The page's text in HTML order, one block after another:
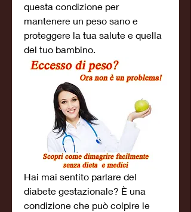
questa condizione per
mantenere un peso sano e
proteggere la tua salute e quella
del tuo bambino.
Hai mai sentito parlare del
diabete gestazionale? È una
condizione che può colpire le